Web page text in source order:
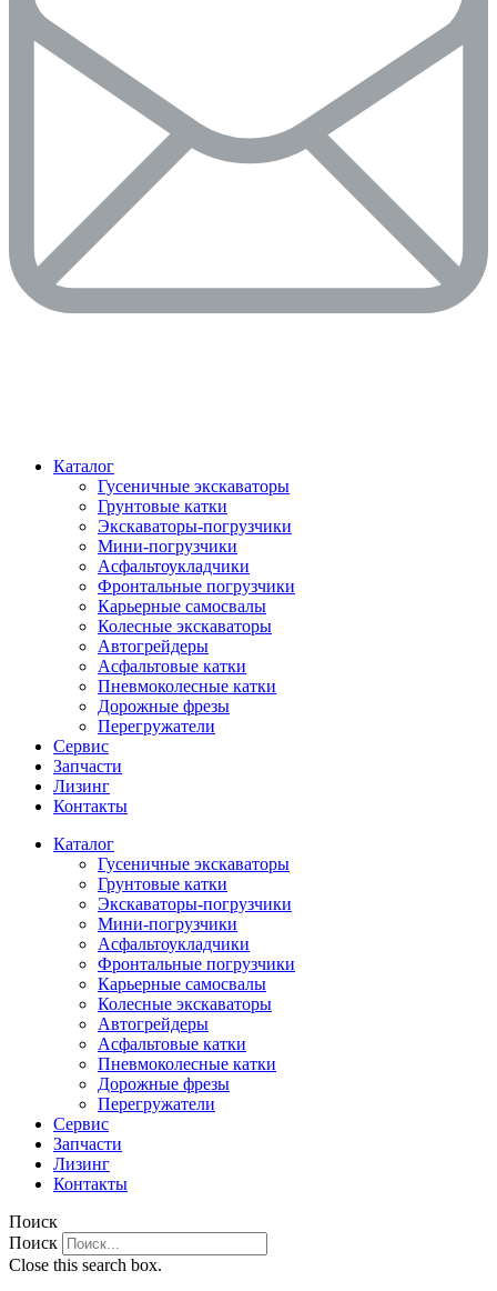
Каталог
Гусеничные экскаваторы
Грунтовые катки
Экскаваторы-погрузчики
Мини-погрузчики
Асфальтоукладчики
Фронтальные погрузчики
Карьерные самосвалы
Колесные экскаваторы
Автогрейдеры
Асфальтовые катки
Пневмоколесные катки
Дорожные фрезы
Перегружатели
Сервис
Запчасти
Лизинг
Контакты
Каталог
Гусеничные экскаваторы
Грунтовые катки
Экскаваторы-погрузчики
Мини-погрузчики
Асфальтоукладчики
Фронтальные погрузчики
Карьерные самосвалы
Колесные экскаваторы
Автогрейдеры
Асфальтовые катки
Пневмоколесные катки
Дорожные фрезы
Перегружатели
Сервис
Запчасти
Лизинг
Контакты
Поиск
Поиск
Close this search box.